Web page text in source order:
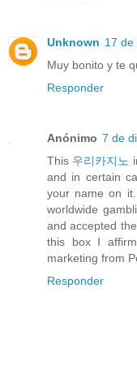
Unknown 17 de
Muy bonito y te
Responder
Anónimo 7 de
This 우리카지노
and in certain
your name on
worldwide
and accepted
this box I
marketing from
Responder